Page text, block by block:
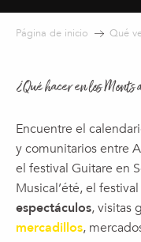
Página de inicio Qué
¿Qué hacer en los Monts
Encuentre el
y comunitarios entre
el festival Guitare en
Musical’été, el
espectáculos, visitas
mercadillos,